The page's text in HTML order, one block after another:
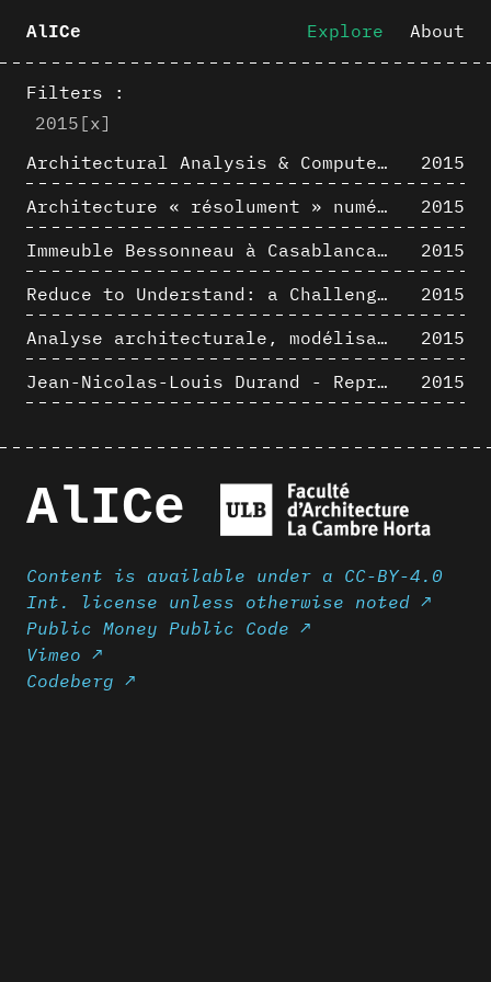
AlICe Explore About
Filters :
2015 [x]
Architectural Analysis & Computer Process III
2015
Architecture « résolument » numérique : Paradigm Shift vs. paradigme albertien ?
2015
Immeuble Bessonneau à Casablanca - Hypothèse de restitution de l’état originel
2015
Reduce to Understand: a Challenge for Analysis and Three-dimensional Documentation of Architecture
2015
Analyse architecturale, modélisation 3D et narration filmique : un regard original sur quelques objets corbuséens
2015
Jean-Nicolas-Louis Durand - Representation as Instrument
2015
AlICe
Content is available under a CC-BY-4.0
Int. license unless otherwise noted ↗
Public Money Public Code ↗
Vimeo ↗
Codeberg ↗